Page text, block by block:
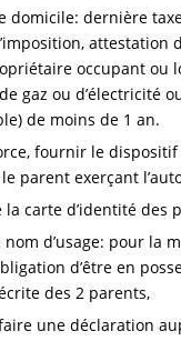
domicile: dernière
attestation
occupant ou
gaz ou d’électricité
de moins de 1 an.
fournir le
parent exerçant
la carte d’identité des
d’usage: pour la
d’être en
des 2 parents,
une déclaration